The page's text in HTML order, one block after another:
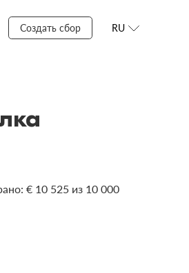
Создать сбор RU
€ 10 525 из 10 000